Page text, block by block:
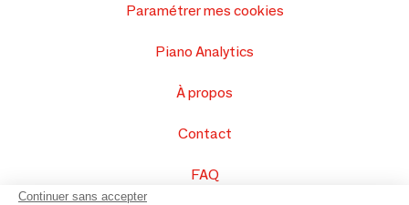
Paramétrer mes cookies
Piano Analytics
À propos
Contact
FAQ
Continuer sans accepter